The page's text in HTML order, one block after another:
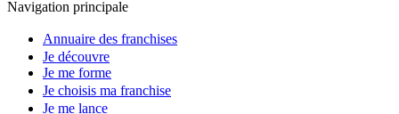
Navigation principale
Annuaire des franchises
Je découvre
Je me forme
Je choisis ma franchise
Je me lance